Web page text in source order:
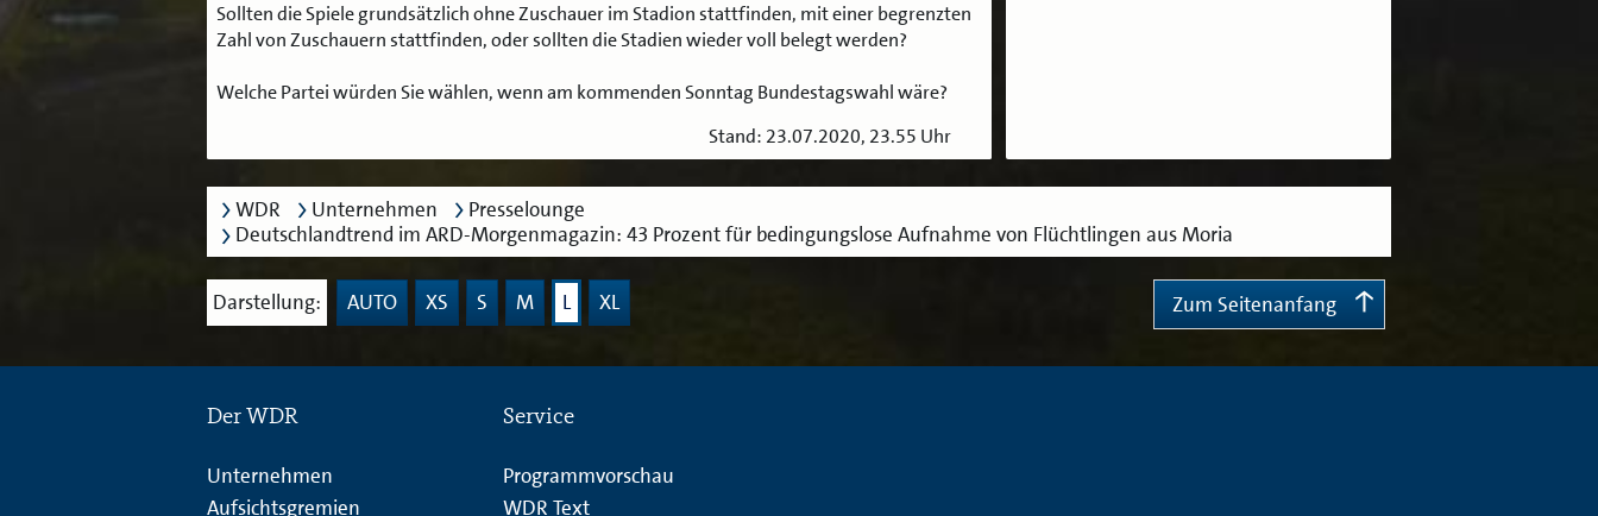
Sollten die Spiele grundsätzlich ohne Zuschauer im Stadion stattfinden, mit einer begrenzten
Zahl von Zuschauern stattfinden, oder sollten die Stadien wieder voll belegt werden?
Welche Partei würden Sie wählen, wenn am kommenden Sonntag Bundestagswahl wäre?
Stand: 23.07.2020, 23.55 Uhr
WDR Unternehmen
Presselounge
Deutschlandtrend im ARD-Morgenmagazin: 43 Prozent für bedingungslose Aufnahme von Flüchtlingen aus Moria
Darstellung: AUTO XS S M L XL Zum Seitenanfang
Der WDR
Unternehmen
Aufsichtsgremien
Service
Programmvorschau
WDR Text